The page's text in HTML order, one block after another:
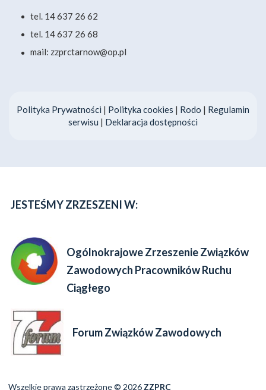
tel. 14 637 26 62
tel. 14 637 26 68
mail: zzprctarnow@op.pl
Polityka Prywatności | Polityka cookies | Rodo | Regulamin
serwisu | Deklaracja dostępności
JESTEŚMY ZRZESZENI W:
Ogólnokrajowe Zrzeszenie Związków
Zawodowych Pracowników Ruchu
Ciągłego
Forum Związków Zawodowych
Wszelkie prawa zastrzeżone © 2026 ZZPRC